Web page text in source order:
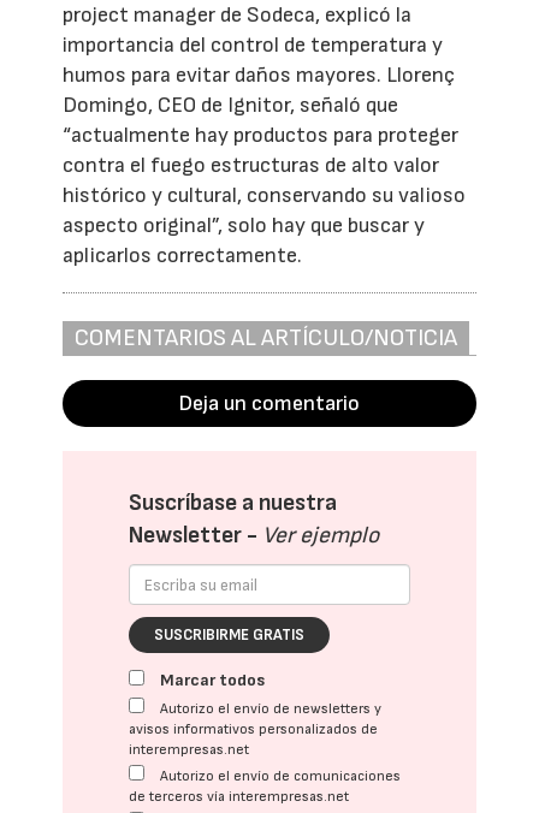
project manager de Sodeca, explicó la
importancia del control de temperatura y
humos para evitar daños mayores. Llorenç
Domingo, CEO de Ignitor, señaló que
“actualmente hay productos para proteger
contra el fuego estructuras de alto valor
histórico y cultural, conservando su valioso
aspecto original”, solo hay que buscar y
aplicarlos correctamente.
COMENTARIOS AL ARTÍCULO/NOTICIA
Deja un comentario
Suscríbase a nuestra
Newsletter - Ver ejemplo
SUSCRIBIRME GRATIS
Marcar todos
Autorizo el envío de newsletters y
avisos informativos personalizados de
interempresas.net
Autorizo el envío de comunicaciones
de terceros vía interempresas.net